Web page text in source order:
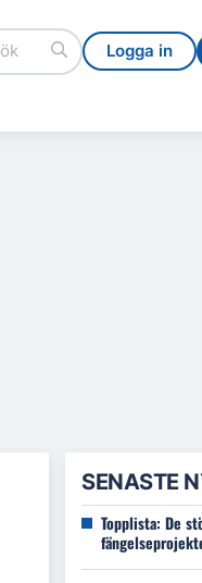
Logga in
Logga in
SENASTE
Topplista: De